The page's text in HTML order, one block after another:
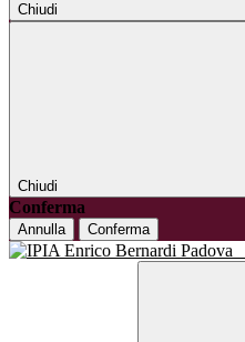
Chiudi
Chiudi
Conferma
Annulla Conferma